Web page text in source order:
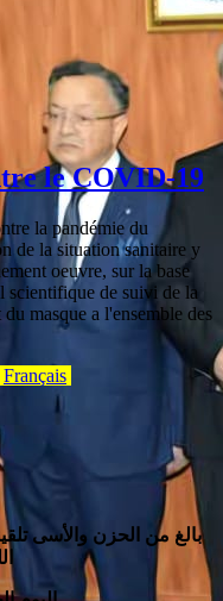
le COVID-19
la pandémie du
de la situation sanitaire y
oeuvre, sur la base
scientifique de suivi de la
masque a l'ensemble des
Français
بالغ من الحزن والأسى